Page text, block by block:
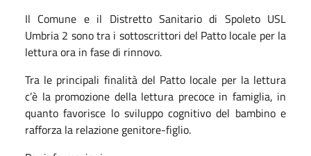
Il Comune e il Distretto Sanitario di Spoleto USL
Umbria 2 sono tra i sottoscrittori del Patto locale per la
lettura ora in fase di rinnovo.
Tra le principali finalità del Patto locale per la lettura
c’è la promozione della lettura precoce in famiglia, in
quanto favorisce lo sviluppo cognitivo del bambino e
rafforza la relazione genitore-figlio.